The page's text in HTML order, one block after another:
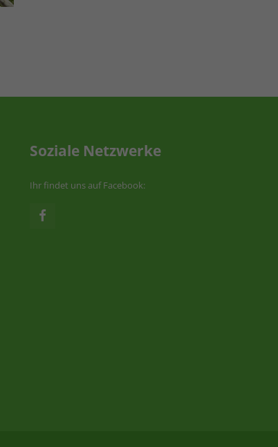
Soziale Netzwerke
Ihr findet uns auf Facebook: